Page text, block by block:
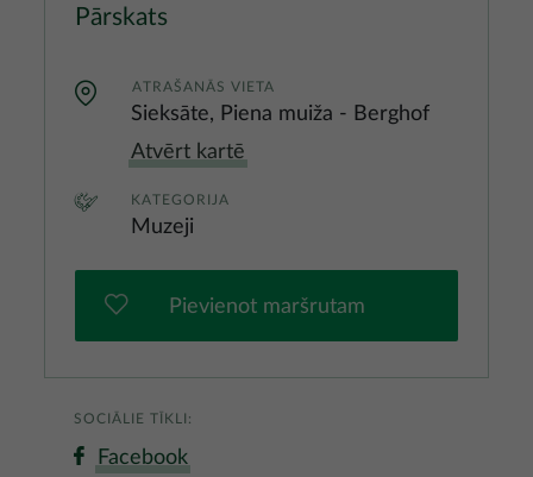
Pārskats
ATRAŠANĀS VIETA
Sieksāte, Piena muiža - Berghof
Atvērt kartē
KATEGORIJA
Muzeji
Pievienot maršrutam
SOCIĀLIE TĪKLI:
Facebook